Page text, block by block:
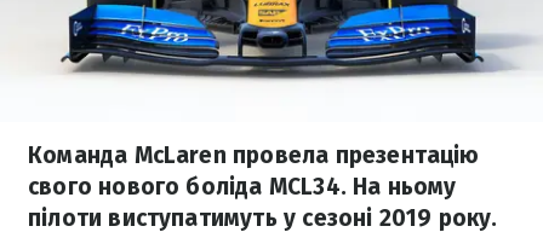
Команда McLaren провела презентацію
свого нового боліда MCL34. На ньому
пілоти виступатимуть у сезоні 2019 року.